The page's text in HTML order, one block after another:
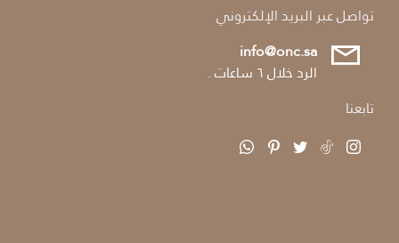
تواصل عبر البريد الإلكتروني
info@onc.sa
الرد خلال ٦ ساعات .
تابعنا